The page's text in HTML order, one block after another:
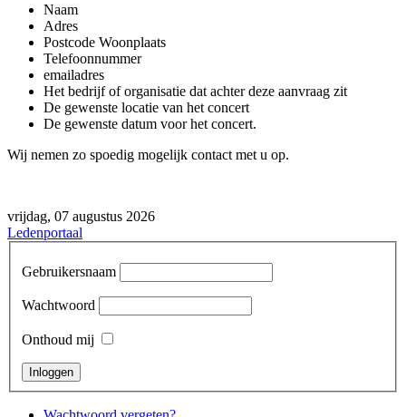
Naam
Adres
Postcode Woonplaats
Telefoonnummer
emailadres
Het bedrijf of organisatie dat achter deze aanvraag zit
De gewenste locatie van het concert
De gewenste datum voor het concert.
Wij nemen zo spoedig mogelijk contact met u op.
vrijdag, 07 augustus 2026
Ledenportaal
Gebruikersnaam
Wachtwoord
Onthoud mij